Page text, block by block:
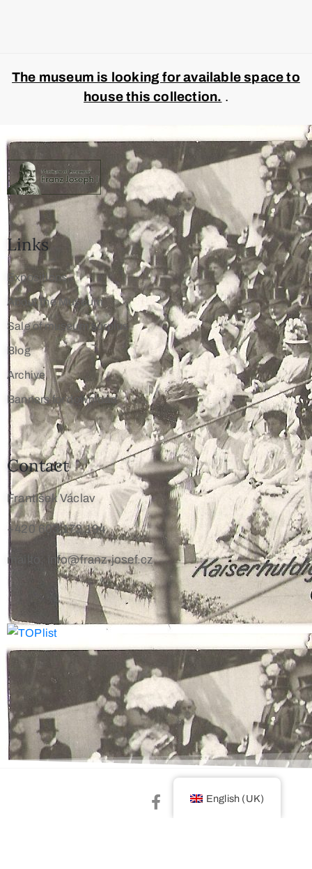
The museum is looking for available space to
house this collection. .
Links
Expositions
About the Museum
Sale of museum surplus
Blog
Archive
Banners for download
Contact
František Václav
+420 603 172 194
mailto: info@franz-josef.cz
English (UK)